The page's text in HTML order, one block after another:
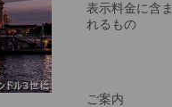
表示料金に含ま
れるもの
ご案内